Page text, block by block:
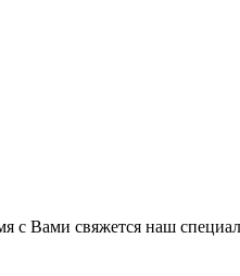
с Вами свяжется наш